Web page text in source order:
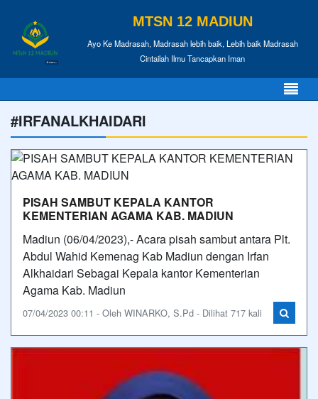
MTSN 12 MADIUN
Ayo Ke Madrasah, Madrasah lebih baik, Lebih baik Madrasah
Cintailah Ilmu Tancapkan Iman
#IRFANALKHAIDARI
PISAH SAMBUT KEPALA KANTOR
KEMENTERIAN AGAMA KAB. MADIUN
Madiun (06/04/2023),- Acara pisah sambut antara Plt.
Abdul Wahid Kemenag Kab Madiun dengan Irfan
Alkhaidari Sebagai Kepala kantor Kementerian
Agama Kab. Madiun
07/04/2023 00:11 - Oleh WINARKO, S.Pd - Dilihat 717 kali